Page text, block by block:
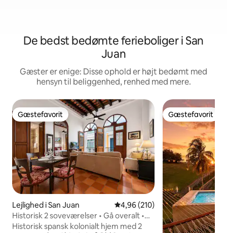
De bedst bedømte ferieboliger i San
Juan
Gæster er enige: Disse ophold er højt bedømt med
hensyn til beliggenhed, renhed med mere.
Gæstefavorit
Gæstefavorit
Lejlighed i San Juan 4,96 ud af 5 i gennemsnitlig
4,96 (210)
Historisk 2 soveværelser • Gå overalt •
Stille kingsize-dobbeltseng
Historisk spansk kolonialt hjem med 2
Gæstefavorit
Gæstefavorit